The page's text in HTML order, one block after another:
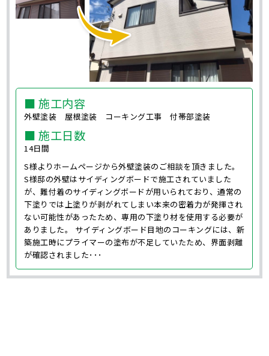
■ 施工内容
外壁塗装 屋根塗装 コーキング工事 付帯部塗装
■ 施工日数
14日間
S様よりホームページから外壁塗装のご相談を頂きました。
S様邸の外壁はサイディングボードで施工されていました
が、難付着のサイディングボードが用いられており、通常の
下塗りでは上塗りが剥がれてしまい本来の密着力が発揮され
ない可能性があったため、専用の下塗り材を使用する必要が
ありました。 サイディングボード目地のコーキングには、新
築施工時にプライマーの塗布が不足していたため、界面剥離
が確認されました･･･